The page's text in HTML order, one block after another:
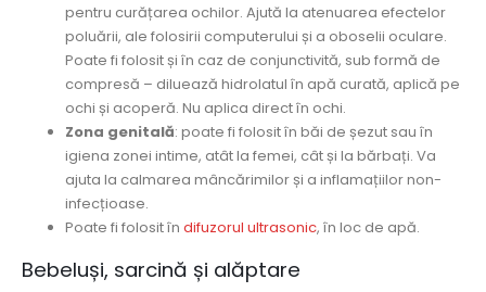
pentru curățarea ochilor. Ajută la atenuarea efectelor
poluării, ale folosirii computerului și a oboselii oculare.
Poate fi folosit și în caz de conjunctivită, sub formă de
compresă – diluează hidrolatul în apă curată, aplică pe
ochi și acoperă. Nu aplica direct în ochi.
Zona genitală: poate fi folosit în băi de șezut sau în
igiena zonei intime, atât la femei, cât și la bărbați. Va
ajuta la calmarea mâncărimilor și a inflamațiilor non-
infecțioase.
Poate fi folosit în difuzorul ultrasonic, în loc de apă.
Bebeluși, sarcină și alăptare